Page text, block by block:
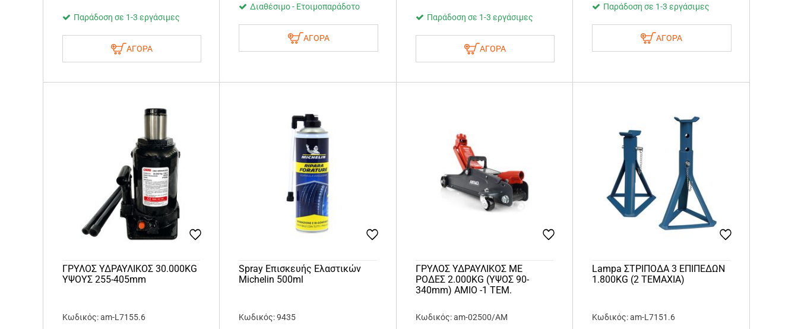
Παράδοση σε 1-3 εργάσιμες
ΑΓΟΡΑ
Διαθέσιμο - Ετοιμοπαράδοτο
ΑΓΟΡΑ
Παράδοση σε 1-3 εργάσιμες
ΑΓΟΡΑ
Παράδοση σε 1-3 εργάσιμες
ΑΓΟΡΑ
ΓΡΥΛΟΣ ΥΔΡΑΥΛΙΚΟΣ 30.000KG
ΥΨΟΥΣ 255-405mm
Κωδικός: am-L7155.6
Spray Επισκευής Ελαστικών
Michelin 500ml
Κωδικός: 9435
ΓΡΥΛΟΣ ΥΔΡΑΥΛΙΚΟΣ ΜΕ
ΡΟΔΕΣ 2.000KG (ΥΨΟΣ 90-
340mm) AMIO -1 ΤΕΜ.
Κωδικός: am-02500/AM
Lampa ΣΤΡΙΠΟΔΑ 3 ΕΠΙΠΕΔΩΝ
1.800KG (2 ΤΕΜΑΧΙΑ)
Κωδικός: am-L7151.6